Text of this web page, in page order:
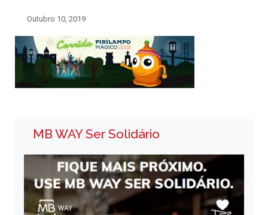
Outubro 10, 2019
MB WAY Ser Solidário